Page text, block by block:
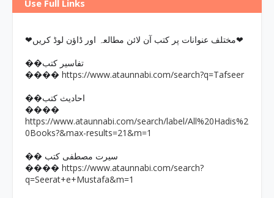
Use Full Links
❤مختلف عنوانات پر کتب آن لائن مطالعہ اور ڈاؤن لوڈ کریں❤
��تفاسیر کتب
���� https://www.ataunnabi.com/search?q=Tafseer
��احادیث کتب
����
https://www.ataunnabi.com/search/label/All%20Hadis%2
0Books?&max-results=21&m=1
�� سیرت مصطفی کتب
���� https://www.ataunnabi.com/search?
q=Seerat+e+Mustafa&m=1